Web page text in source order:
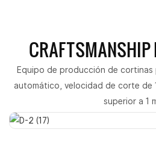
Equipo de producción de
automático, velocidad de corte de
superior a 1